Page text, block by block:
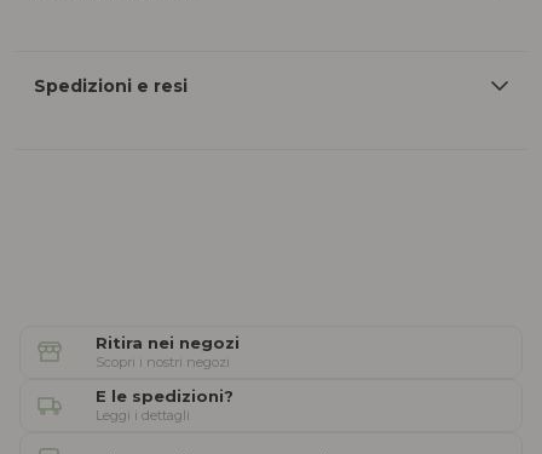
Spedizioni e resi
Ritira nei negozi
Scopri i nostri negozi
E le spedizioni?
Leggi i dettagli